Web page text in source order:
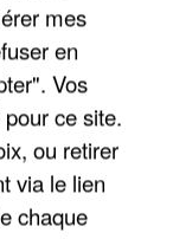
REFUGES
mes
en
Vos
ce site.
ou retirer
via le lien
chaque